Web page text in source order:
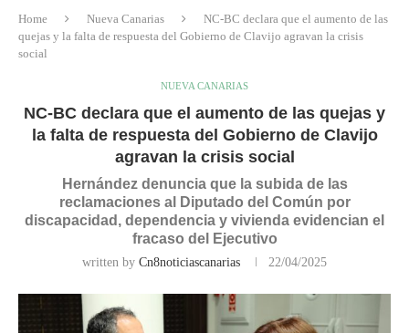
Home Nueva Canarias
NC-BC declara que el aumento de las
quejas y la falta de respuesta del Gobierno de Clavijo agravan la crisis
social
NUEVA CANARIAS
NC-BC declara que el aumento de las quejas y
la falta de respuesta del Gobierno de Clavijo
agravan la crisis social
Hernández denuncia que la subida de las
reclamaciones al Diputado del Común por
discapacidad, dependencia y vivienda evidencian el
fracaso del Ejecutivo
written by Cn8noticiascanarias 22/04/2025